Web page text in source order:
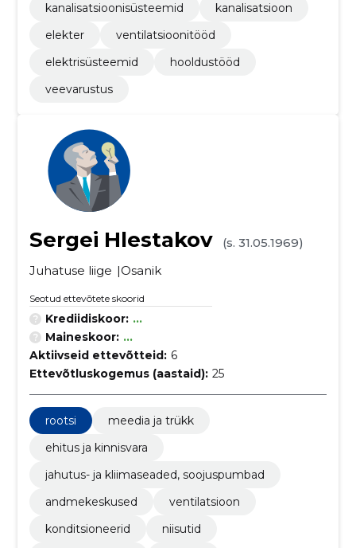
kanalisatsioonisüsteemid
kanalisatsioon
elekter
ventilatsioonitööd
elektrisüsteemid
hooldustööd
veevarustus
Sergei Hlestakov
(s. 31.05.1969)
Juhatuse liige
Osanik
Seotud ettevõtete skoorid
Krediidiskoor: ...
Maineskoor: ...
Aktiivseid ettevõtteid: 6
Ettevõtluskogemus (aastaid): 25
rootsi
meedia ja trükk
ehitus ja kinnisvara
jahutus- ja kliimaseaded, soojuspumbad
andmekeskused
ventilatsioon
konditsioneerid
niisutid